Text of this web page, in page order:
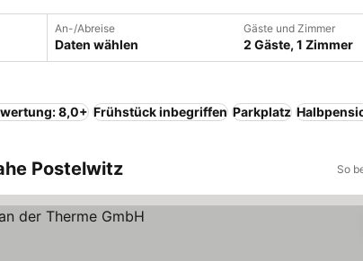
An-/Abreise
Daten wählen
Gäste und Zimmer
2 Gäste, 1 Zimmer
8,0+ Frühstück inbegriffen Parkplatz
Postelwitz So